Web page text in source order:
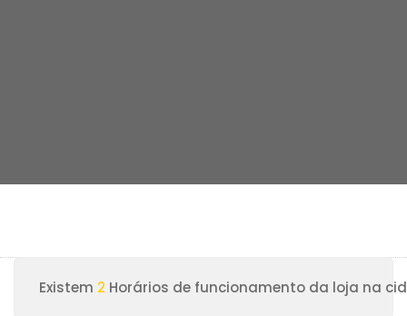
Existem 2 Horários de funcionamento da loja na